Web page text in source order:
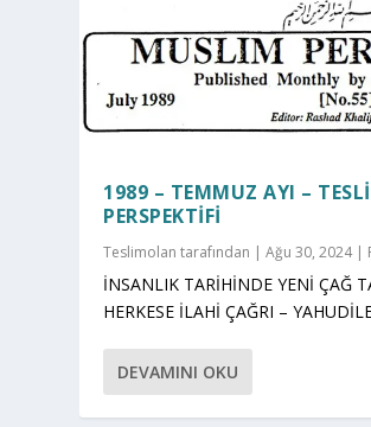
1989 – TEMMUZ AYI –
PERSPEKTIFI
Teslimolan tarafından |Ağu 30, 2024|
İNSANLIK TARİHİNDE YENİ ÇAĞ
HERKESE İLAHİ ÇAĞRI –
DEVAMINI OKU